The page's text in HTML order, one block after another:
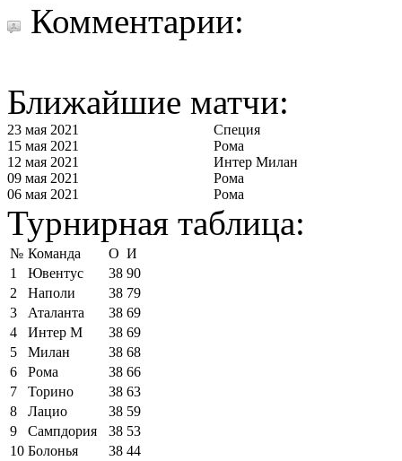
Комментарии:
Ближайшие матчи:
23 мая 2021
Специя
15 мая 2021
Рома
12 мая 2021
Интер Милан
09 мая 2021
Рома
06 мая 2021
Рома
Турнирная таблица:
№ Команда О И
1
Ювентус 38 90
2
Наполи 38 79
3
Аталанта 38 69
4
Интер М 38 69
5
Милан 38 68
6
Рома 38 66
7
Торино 38 63
8
Лацио 38 59
9
Сампдория 38 53
10 Болонья 38 44